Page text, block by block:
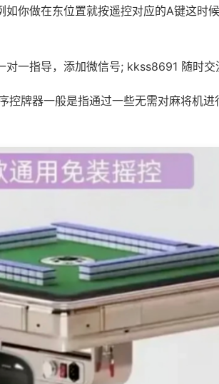
你做在东位置就按遥控对应的A键这时
对一指导，添加微信号; kkss8691 随时交
控牌器一般是指通过一些无需对麻将机